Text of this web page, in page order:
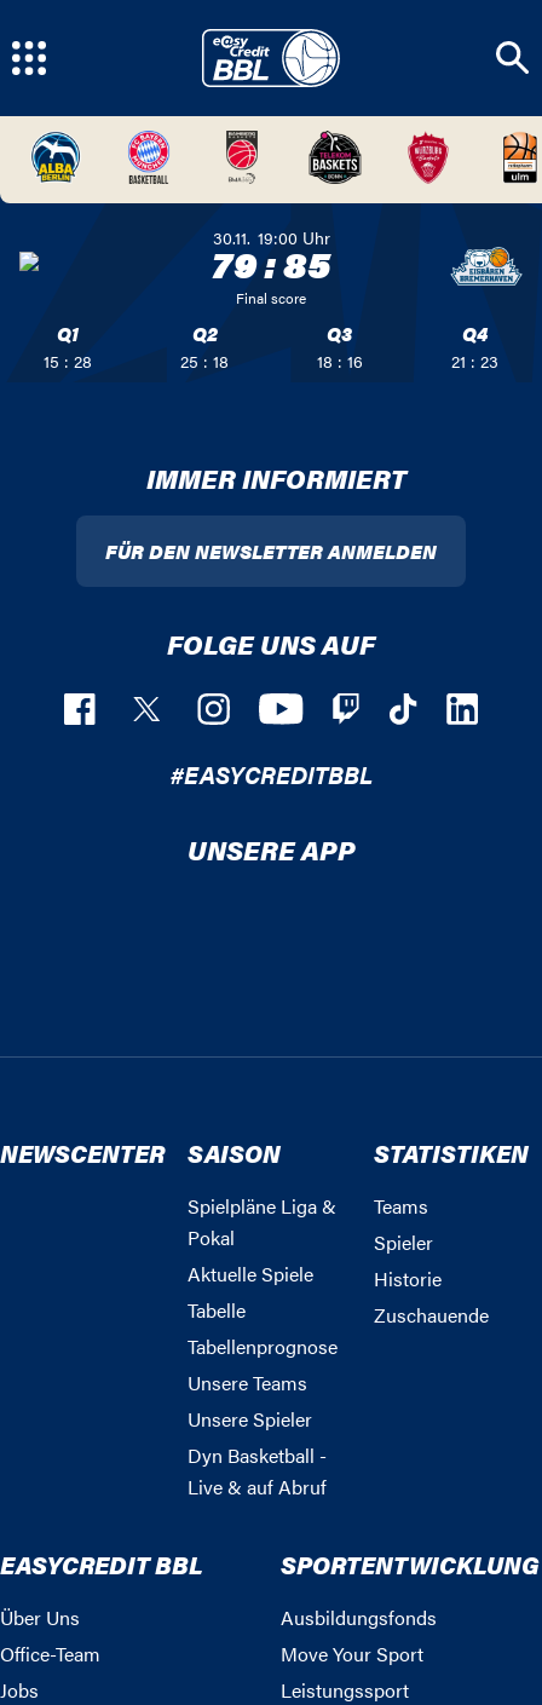
30.11. 19:00 Uhr
79:85
Final score
Q1
15 : 28
Q2
25 : 18
Q3
18 : 16
Q4
21 : 23
IMMER INFORMIERT
FÜR DEN NEWSLETTER ANMELDEN
FOLGE UNS AUF
#EASYCREDITBBL
UNSERE APP
NEWSCENTER SAISON
Spielpläne Liga &
Pokal
Aktuelle Spiele
Tabelle
Tabellenprognose
Unsere Teams
Unsere Spieler
Dyn Basketball -
Live & auf Abruf
STATISTIKEN
Teams
Spieler
Historie
Zuschauende
EASYCREDIT BBL
Über Uns
Office-Team
Jobs
SPORTENTWICKLUNG
Ausbildungsfonds
Move Your Sport
Leistungssport